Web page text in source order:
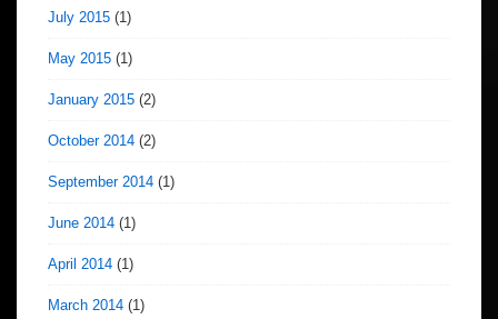
July 2015 (1)
May 2015 (1)
January 2015 (2)
October 2014 (2)
September 2014 (1)
June 2014 (1)
April 2014 (1)
March 2014 (1)